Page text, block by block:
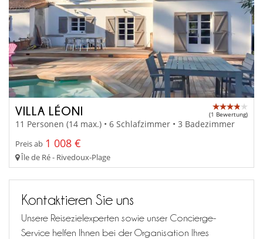
VILLA LÉONI (1 Bewertung)
11 Personen (14 max.) • 6 Schlafzimmer • 3 Badezimmer
Preis ab 1 008 €
Île de Ré - Rivedoux-Plage
Kontaktieren Sie uns
Unsere Reisezielexperten sowie unser Concierge-
Service helfen Ihnen bei der Organisation Ihres